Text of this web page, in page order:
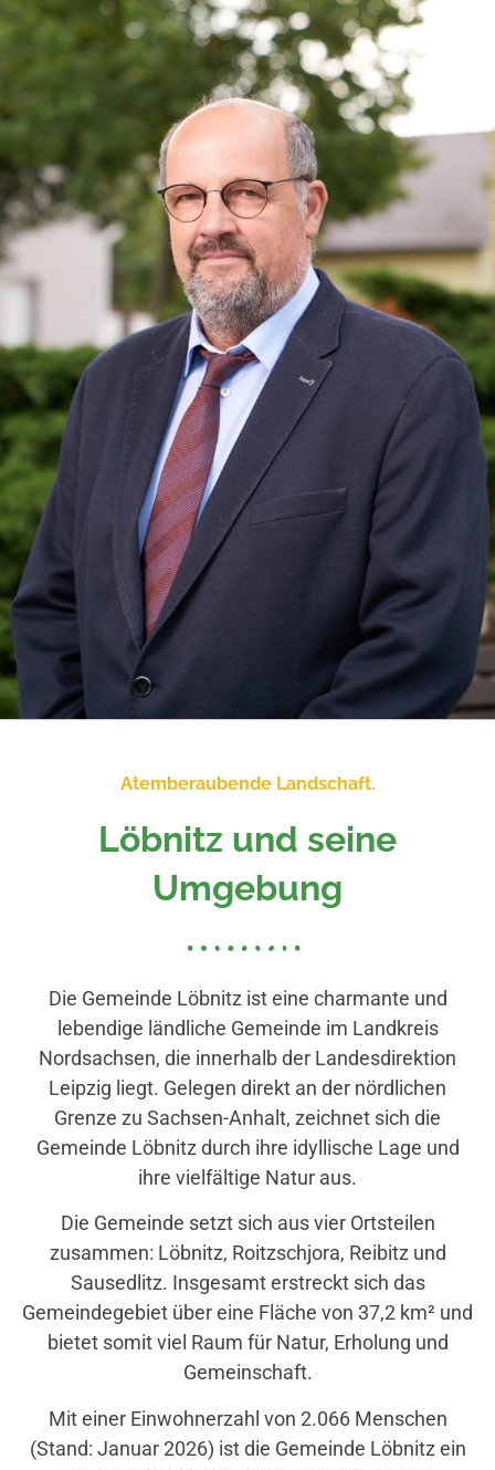
Atemberaubende Landschaft.
Löbnitz und seine
Umgebung
Die Gemeinde Löbnitz ist eine charmante und
lebendige ländliche Gemeinde im Landkreis
Nordsachsen, die innerhalb der Landesdirektion
Leipzig liegt. Gelegen direkt an der nördlichen
Grenze zu Sachsen-Anhalt, zeichnet sich die
Gemeinde Löbnitz durch ihre idyllische Lage und
ihre vielfältige Natur aus.
Die Gemeinde setzt sich aus vier Ortsteilen
zusammen: Löbnitz, Roitzschjora, Reibitz und
Sausedlitz. Insgesamt erstreckt sich das
Gemeindegebiet über eine Fläche von 37,2 km² und
bietet somit viel Raum für Natur, Erholung und
Gemeinschaft.
Mit einer Einwohnerzahl von 2.066 Menschen
(Stand: Januar 2026) ist die Gemeinde Löbnitz ein